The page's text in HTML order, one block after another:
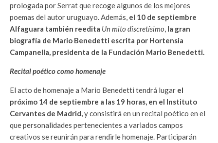
prologada por Serrat que recoge algunos de los mejores
poemas del autor uruguayo. Además, el 10 de septiembre
Alfaguara también reedita Un mito discretísimo, la gran
biografía de Mario Benedetti escrita por Hortensia
Campanella, presidenta de la Fundación Mario Benedetti.
Recital poético como homenaje
El acto de homenaje a Mario Benedetti tendrá lugar el
próximo 14 de septiembre a las 19 horas, en el Instituto
Cervantes de Madrid,y consistirá en un recital poético en el
que personalidades pertenecientes a variados campos
creativos se reunirán para rendirle homenaje. Participarán